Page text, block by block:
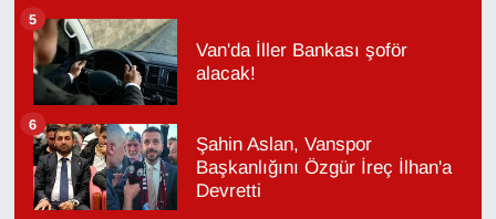
Van'da İller Bankası şoför
alacak!
5
Şahin Aslan, Vanspor
Başkanlığını Özgür İreç İlhan'a
Devretti
6